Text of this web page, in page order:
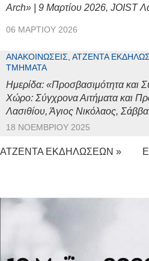
Arch» | 9 Μαρτίου 2026, JOIST
06 ΜΑΡΤΊΟΥ 2026
ΑΝΑΚΟΙΝΏΣΕΙΣ, ΑΤΖΈΝΤΑ
ΤΜΉΜΑΤΑ
Ημερίδα: «Προσβασιμότητα και
Χώρο: Σύγχρονα Αιτήματα και
Λασιθίου, Άγιος Νικόλαος,
18 ΝΟΕΜΒΡΊΟΥ 2025
ΑΤΖΕΝΤΑ ΕΚΔΗΛΩΣΕΩΝ »